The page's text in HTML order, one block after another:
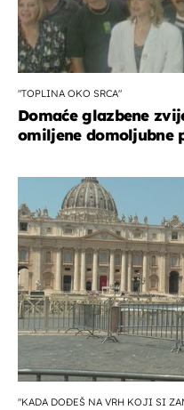
"TOPLINA OKO SRCA"
Domaće glazbene
omiljene domoljubne
"KADA DOĐEŠ NA VRH KOJI SI